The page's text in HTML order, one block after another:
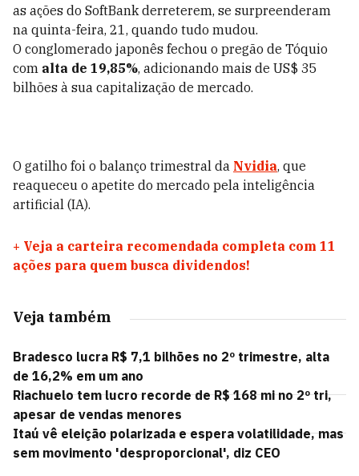
as ações do SoftBank derreterem, se surpreenderam
na quinta-feira, 21, quando tudo mudou.
O conglomerado japonês fechou o pregão de Tóquio
com alta de 19,85%, adicionando mais de US$ 35
bilhões à sua capitalização de mercado.
O gatilho foi o balanço trimestral da Nvidia, que
reaqueceu o apetite do mercado pela inteligência
artificial (IA).
+ Veja a carteira recomendada completa com 11
ações para quem busca dividendos!
Veja também
Bradesco lucra R$ 7,1 bilhões no 2º trimestre, alta
de 16,2% em um ano
Riachuelo tem lucro recorde de R$ 168 mi no 2º tri,
apesar de vendas menores
Itaú vê eleição polarizada e espera volatilidade, mas
sem movimento 'desproporcional', diz CEO